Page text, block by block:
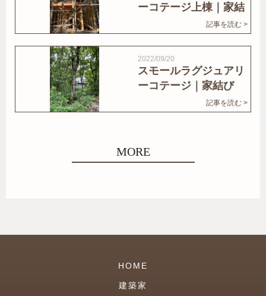
ーコテージ上棟｜家結
記事を読む >
2022/09/20
スモールラグジュアリ
ーコテージ｜家結び
記事を読む >
MORE
HOME
建築家